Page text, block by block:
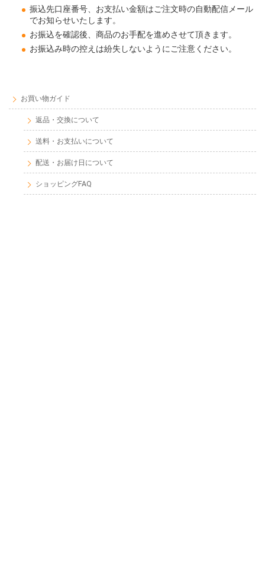
振込先口座番号、お支払い金額はご注文時の自動配信メール
でお知らせいたします。
お振込を確認後、商品のお手配を進めさせて頂きます。
お振込み時の控えは紛失しないようにご注意ください。
お買い物ガイド
返品・交換について
送料・お支払いについて
配送・お届け日について
ショッピングFAQ